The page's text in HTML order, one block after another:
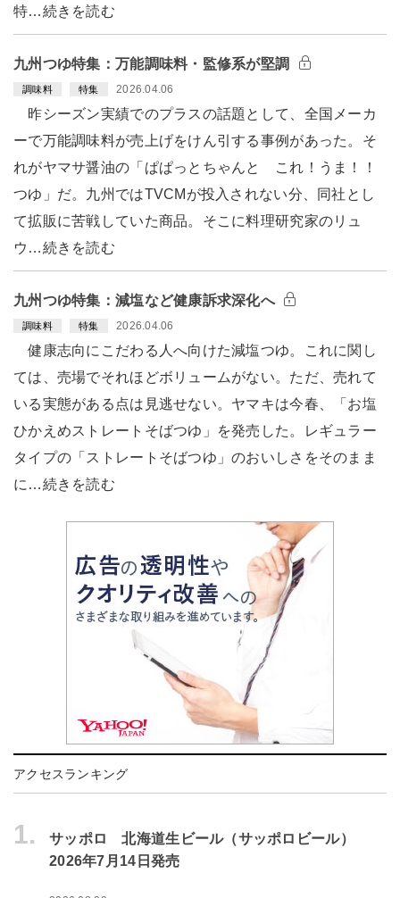
特…続きを読む
九州つゆ特集：万能調味料・監修系が堅調
調味料 特集 2026.04.06
昨シーズン実績でのプラスの話題として、全国メーカ
ーで万能調味料が売上げをけん引する事例があった。そ
れがヤマサ醤油の「ぱぱっとちゃんと これ！うま！！
つゆ」だ。九州ではTVCMが投入されない分、同社とし
て拡販に苦戦していた商品。そこに料理研究家のリュ
ウ…続きを読む
九州つゆ特集：減塩など健康訴求深化へ
調味料 特集 2026.04.06
健康志向にこだわる人へ向けた減塩つゆ。これに関し
ては、売場でそれほどボリュームがない。ただ、売れて
いる実態がある点は見逃せない。ヤマキは今春、「お塩
ひかえめストレートそばつゆ」を発売した。レギュラー
タイプの「ストレートそばつゆ」のおいしさをそのまま
に…続きを読む
アクセスランキング
1.
サッポロ 北海道生ビール（サッポロビール）
2026年7月14日発売